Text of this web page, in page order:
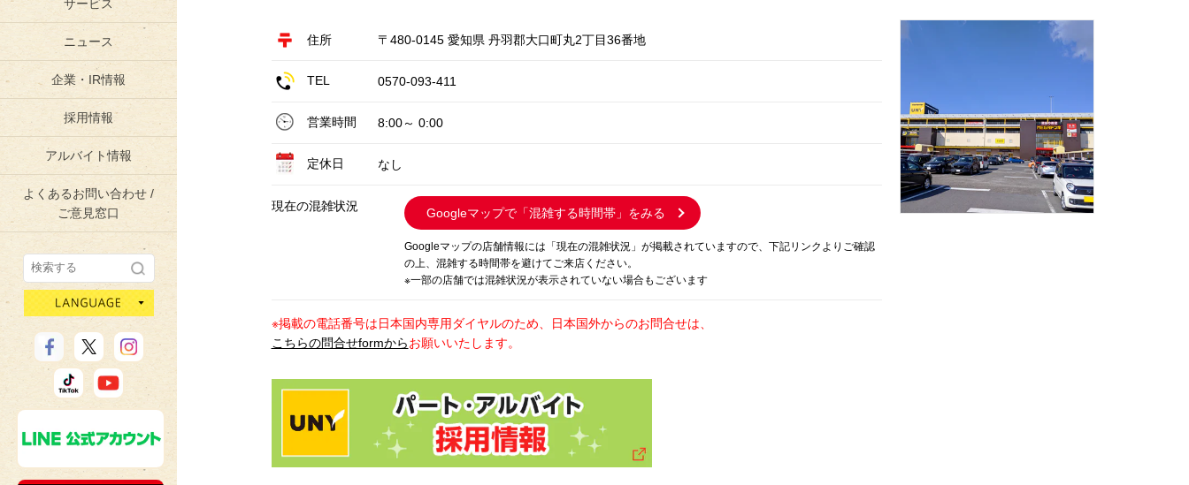
サービス
ニュース
企業・IR情報
採用情報
アルバイト情報
よくあるお問い合わせ /
ご意見窓口
住所 〒480-0145 愛知県 丹羽郡大口町丸2丁目36番地
TEL 0570-093-411
営業時間 8:00～ 0:00
定休日 なし
現在の混雑状況 Googleマップで「混雑する時間帯」をみる
Googleマップの店舗情報には「現在の混雑状況」が掲載されていますので、下記リンクよりご確認
の上、混雑する時間帯を避けてご来店ください。
※一部の店舗では混雑状況が表示されていない場合もございます
※掲載の電話番号は日本国内専用ダイヤルのため、日本国外からのお問合せは、
こちらの問合せformからお願いいたします。